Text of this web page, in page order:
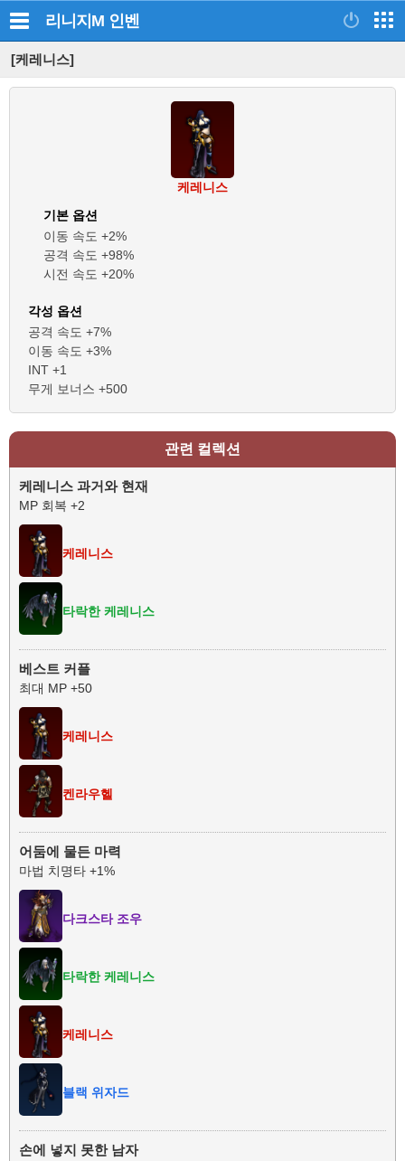
리니지M 인벤
[케레니스]
케레니스
기본 옵션
이동 속도 +2%
공격 속도 +98%
시전 속도 +20%
각성 옵션
공격 속도 +7%
이동 속도 +3%
INT +1
무게 보너스 +500
관련 컬렉션
케레니스 과거와 현재
MP 회복 +2
케레니스
타락한 케레니스
베스트 커플
최대 MP +50
케레니스
켄라우헬
어둠에 물든 마력
마법 치명타 +1%
다크스타 조우
타락한 케레니스
케레니스
블랙 위자드
손에 넣지 못한 남자